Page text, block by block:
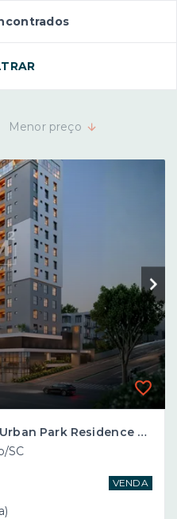
Menor preço
Sala Comercial à Venda – Urban Park Residence – Bairro Santo Antônio – Pinhalzinho/SC
SC
VENDA